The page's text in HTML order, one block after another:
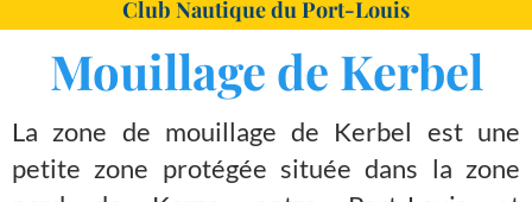
Club Nautique du Port-Louis
Mouillage de Kerbel
La zone de mouillage de Kerbel est une
petite zone protégée située dans la zone